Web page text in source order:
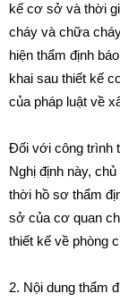
kế cơ sở và thời
cháy và chữa
hiện thẩm định
khai sau thiết kế
của pháp luật về
Đối với công trình
Nghị định này,
thời hồ sơ thẩm
sở của cơ quan
thiết kế về phòng
2. Nội dung thẩm